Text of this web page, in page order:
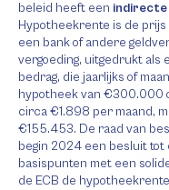
beleid heeft een indirecte
Hypotheekrente is de
een bank of andere
vergoeding, uitgedrukt als
bedrag, die jaarlijks of
hypotheek van €300.000
circa €1.898 per maand,
€155.453. De raad van
begin 2024 een besluit
basispunten met een
de ECB de